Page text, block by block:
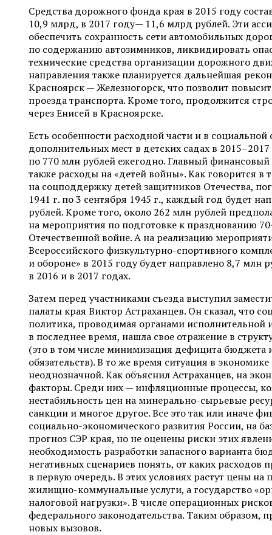
Средства дорожного фонда края в 2015 году
10,9 млрд, в 2017 году— 11,6 млрд рублей. Эти
обеспечить сохранность сети автомобильных
по содержанию автозимников, ликвидировать
технические средства организации дорожного
направления также планируется дальнейшая
Красноярск — Железногорск, что позволит
проезда транспорта. Кроме того, продолжится
через Енисей в Красноярске.
Есть особенности расходной части и в
дополнительных мест в детских садах в
по 770 млн рублей ежегодно. Главный
также расходы на «детей войны». Как говорится в
на соцподдержку детей защитников Отечества,
1941 г. по 3 сентября 1945 г., каждый год будет
рублей. Кроме того, около 262 млн рублей
на мероприятия по подготовке к празднованию
Отечественной войне. А на реализацию
Всероссийского физкультурно-спортивного
и обороне» в 2015 году будет направлено 8,7 млн
в 2016 и в 2017 годах.
Затем перед участниками съезда выступил
палаты края Виктор Астраханцев. Он сказал, что
политика, проводимая органами исполнительной
в последнее время, нашла свое отражение в
(это в том числе минимизация дефицита бюджета
обязательств). В то же время ситуация в экономике
неоднозначной. Как объяснил Астраханцев, на
факторы. Среди них — инфляционные процессы,
нестабильность цен на минерально-сырьевые
санкции и многое другое. Все это так или иначе
социально-экономического развития России, на
прогноз СЭР края, но не оценены риски этих
необходимость разработки запасного варианта
негативных сценариев понять, от каких расходов
в первую очередь. В этих условиях растут цены на
жилищно-коммунальные услуги, а государство
налоговой нагрузки». В числе операционных
федерального законодательства. Таким образом,
новых вызовов.